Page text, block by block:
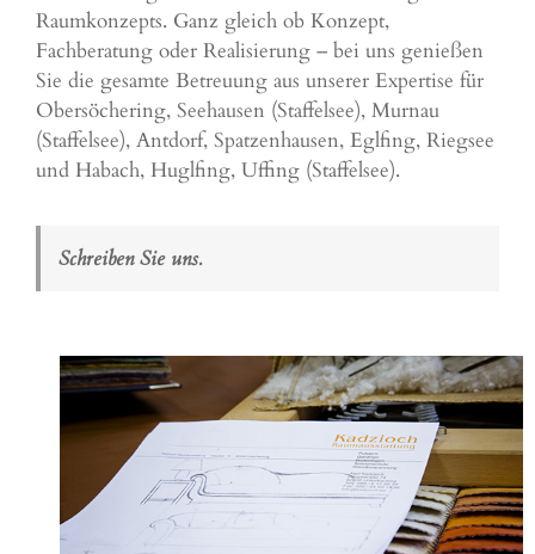
Raumkonzepts. Ganz gleich ob Konzept,
Fachberatung oder Realisierung – bei uns genießen
Sie die gesamte Betreuung aus unserer Expertise für
Obersöchering, Seehausen (Staffelsee), Murnau
(Staffelsee), Antdorf, Spatzenhausen, Eglfing, Riegsee
und Habach, Huglfing, Uffing (Staffelsee).
Schreiben Sie uns.